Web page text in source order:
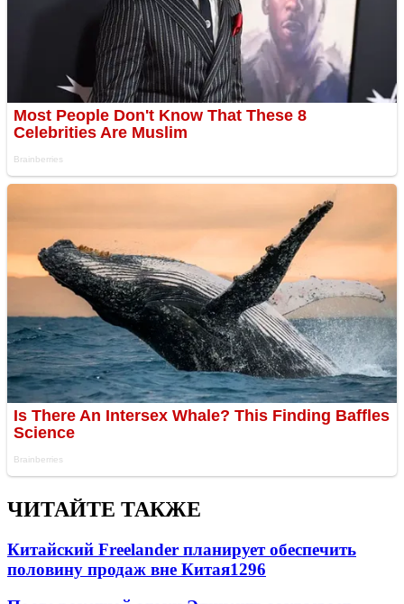
ЧИТАЙТЕ ТАКЖЕ
Китайский Freelander планирует обеспечить
половину продаж вне Китая1296